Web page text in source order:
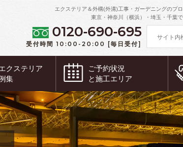
エクステリア＆外構(外溝)工事・ガーデニングのプ
東京・神奈川（横浜）・埼玉・千葉
0120-690-695
受付時間 10:00-20:00 [毎日受付]
クステリア
集
ご予約状況
と施工エリア